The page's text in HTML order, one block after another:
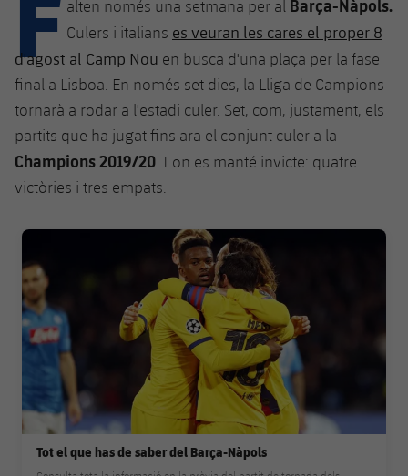
plusicon
més
Instal·lacions
Spotify Camp Nou
Ciutat Esportiva
La Masia
plusicon
més
Serveis
Serveis Mèdics
Accessibilitat
plusicon
més
Acreditacions
Instal·lacions
SUB13
SUB12
SUB11 A
SUB11 B
SUB9 B
SUB8 A
SUB8 B
SUB13 B
SUB12 C
SUB11 C
Gameday Shows
Resultats
Classificacions
Jugadors
Palmarès
Base
Barça Atlètic
Cadet A
Cadet B
Infantil A
Mini
Campus Estiu
PLUSICON
MÉS
Primer Equip
plusicon
més
Actualitat
Calendari
Classificació
Fotos
Història
Barça Atlètic
plusicon
més
Classificació
Fotos
Cadet B
Infantil A
Primer equip
plusicon
més
Actualitat
Calendari
Entrades
Barça Atlètic
plusicon
més
Actualitat
Calendari
Baseplusicon
més
Actualitat
Campus Verano
alten només una setmana per al Barça-Nàpols.
Culers i italians es veuran les cares el proper 8
d'agost al Camp Nou en busca d'una plaça per la fase
final a Lisboa. En només set dies, la Lliga de Campions
tornarà a rodar a l'estadi culer. Set, com, justament, els
partits que ha jugat fins ara el conjunt culer a la
Champions 2019/20 . I on es manté invicte: quatre
victòries i tres empats.
FC Barcelona club badge
Tot el que has de saber del Barça-Nàpols